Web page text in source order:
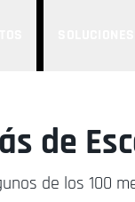
de
de los 100